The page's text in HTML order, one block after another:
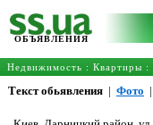
ОБЪЯВЛЕНИЯ
Недвижимость : Квартиры :
Текст обьявления | Фото |